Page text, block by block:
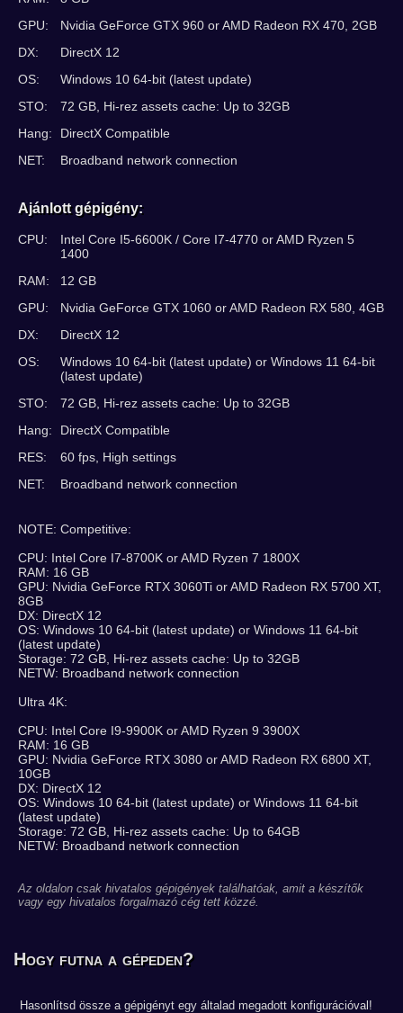
GPU:
Nvidia GeForce GTX 960 or AMD Radeon RX 470, 2GB
DX:
DirectX 12
OS:
Windows 10 64-bit (latest update)
STO:
72 GB, Hi-rez assets cache: Up to 32GB
Hang:
DirectX Compatible
NET:
Broadband network connection
Ajánlott gépigény:
CPU:
Intel Core I5-6600K / Core I7-4770 or AMD Ryzen 5
1400
RAM:
12 GB
GPU:
Nvidia GeForce GTX 1060 or AMD Radeon RX 580, 4GB
DX:
DirectX 12
OS:
Windows 10 64-bit (latest update) or Windows 11 64-bit
(latest update)
STO:
72 GB, Hi-rez assets cache: Up to 32GB
Hang:
DirectX Compatible
RES:
60 fps, High settings
NET:
Broadband network connection
NOTE: Competitive:
CPU: Intel Core I7-8700K or AMD Ryzen 7 1800X
RAM: 16 GB
GPU: Nvidia GeForce RTX 3060Ti or AMD Radeon RX 5700 XT,
8GB
DX: DirectX 12
OS: Windows 10 64-bit (latest update) or Windows 11 64-bit
(latest update)
Storage: 72 GB, Hi-rez assets cache: Up to 32GB
NETW: Broadband network connection
Ultra 4K:
CPU: Intel Core I9-9900K or AMD Ryzen 9 3900X
RAM: 16 GB
GPU: Nvidia GeForce RTX 3080 or AMD Radeon RX 6800 XT,
10GB
DX: DirectX 12
OS: Windows 10 64-bit (latest update) or Windows 11 64-bit
(latest update)
Storage: 72 GB, Hi-rez assets cache: Up to 64GB
NETW: Broadband network connection
Az oldalon csak hivatalos gépigények találhatóak, amit a készítők
vagy egy hivatalos forgalmazó cég tett közzé.
Hogy futna a gépeden?
Hasonlítsd össze a gépigényt egy általad megadott konfigurációval!